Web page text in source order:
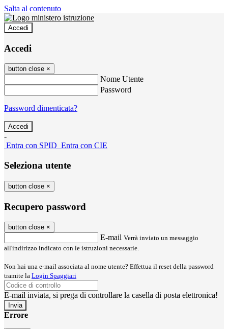
Salta al contenuto
Accedi
Accedi
button close ×
Nome Utente
Password
Password dimenticata?
-
Entra con SPID Entra con CIE
Seleziona utente
button close ×
Recupero password
button close ×
E-mail Verrà inviato un messaggio
all'indirizzo indicato con le istruzioni necessarie.
Non hai una e-mail associata al nome utente? Effettua il reset della password
tramite la Login Spaggiari
E-mail inviata, si prega di controllare la casella di posta elettronica!
Errore